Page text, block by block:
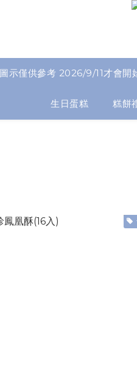
示僅供參考 2026/9/11才會開
生日蛋糕 糕餅